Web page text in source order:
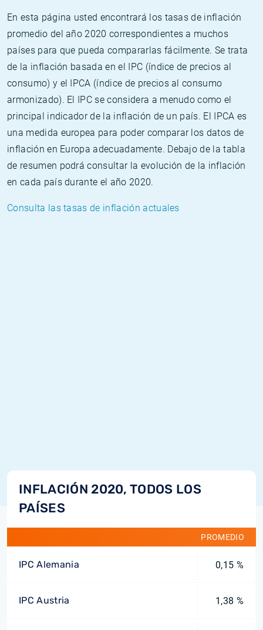
En esta página usted encontrará los tasas de inflación
promedio del año 2020 correspondientes a muchos
países para que pueda compararlas fácilmente. Se trata
de la inflación basada en el IPC (índice de precios al
consumo) y el IPCA (índice de precios al consumo
armonizado). El IPC se considera a menudo como el
principal indicador de la inflación de un país. El IPCA es
una medida europea para poder comparar los datos de
inflación en Europa adecuadamente. Debajo de la tabla
de resumen podrá consultar la evolución de la inflación
en cada país durante el año 2020.
Consulta las tasas de inflación actuales
INFLACIÓN 2020, TODOS LOS
PAÍSES
PROMEDIO
IPC Alemania 0,15 %
IPC Austria 1,38 %